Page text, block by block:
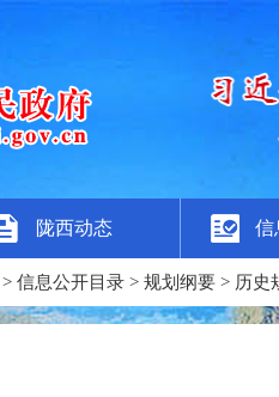
陇西动态 信
> 信息公开目录 > 规划纲要 > 历史